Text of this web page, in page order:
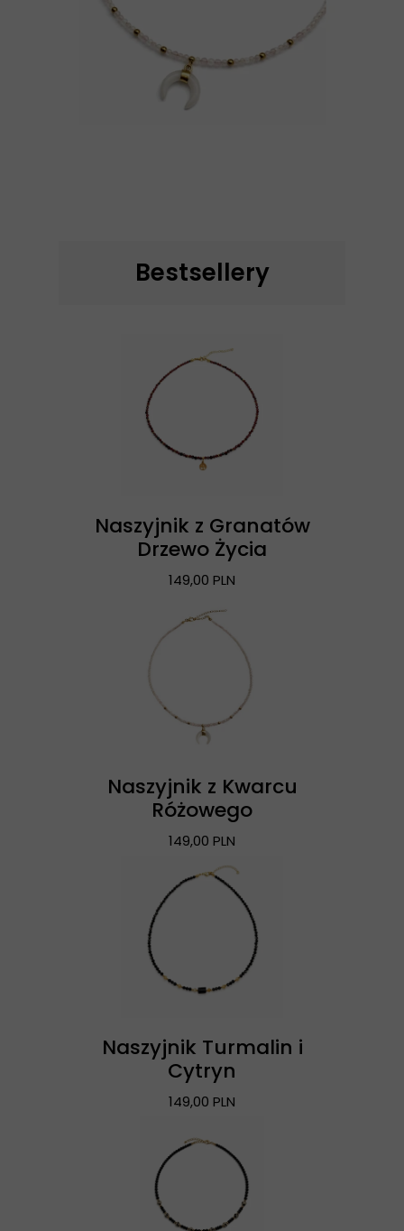
Naszyjnik z Granatów
Drzewo Życia
149,00 PLN
Naszyjnik z Kwarcu
Różowego
149,00 PLN
Naszyjnik Turmalin i
Cytryn
149,00 PLN
Bestsellery